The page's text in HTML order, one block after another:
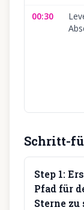
00:30
Schritt-
Step 1:
Pfad für
Sterne